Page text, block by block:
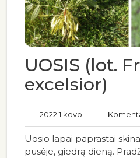
UOSIS (lot.
excelsior)
2022 1 kovo |
Uosio lapai paprastai
pusėje, giedrą dieną.